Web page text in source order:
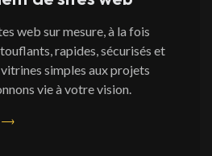
web sur mesure, à la fois
rapides, sécurisés et
simples aux projets
vie à votre vision.